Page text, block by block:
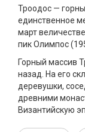
Троодос —
единственное
март
пик Олимпос
Горный массив
назад. На его
деревушки,
древними
Византийскую